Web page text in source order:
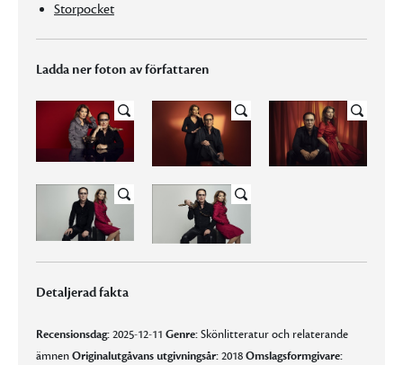
Storpocket
Ladda ner foton av författaren
Detaljerad fakta
Recensionsdag:2025-12-11 Genre:Skönlitteratur och relaterande
ämnenOriginalutgåvans utgivningsår:2018Omslagsformgivare: